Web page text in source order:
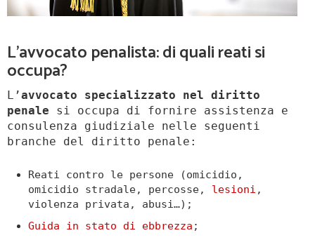
L’avvocato penalista: di quali reati si
occupa?
L’avvocato specializzato nel diritto
penale si occupa di fornire assistenza e
consulenza giudiziale nelle seguenti
branche del diritto penale:
Reati contro le persone (omicidio,
omicidio stradale, percosse, lesioni ,
violenza privata, abusi…);
Guida in stato di ebbrezza ;